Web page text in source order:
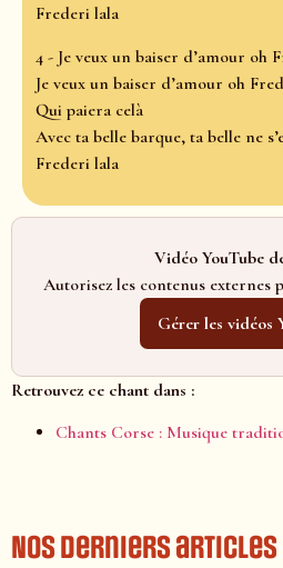
Frederi lala
4 - Je veux un baiser d’amour oh
Je veux un baiser d’amour oh
Qui paiera celà
Avec ta belle barque, ta belle ne
Frederi lala
Vidéo YouTube
Autorisez les contenus externes
Gérer les vidéos
Retrouvez ce chant dans :
Chants Corse : Musique
Nos derniers articles